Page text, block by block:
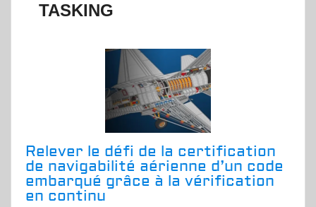
TASKING
Relever le défi de la certification
de navigabilité aérienne d’un code
embarqué grâce à la vérification
en continu